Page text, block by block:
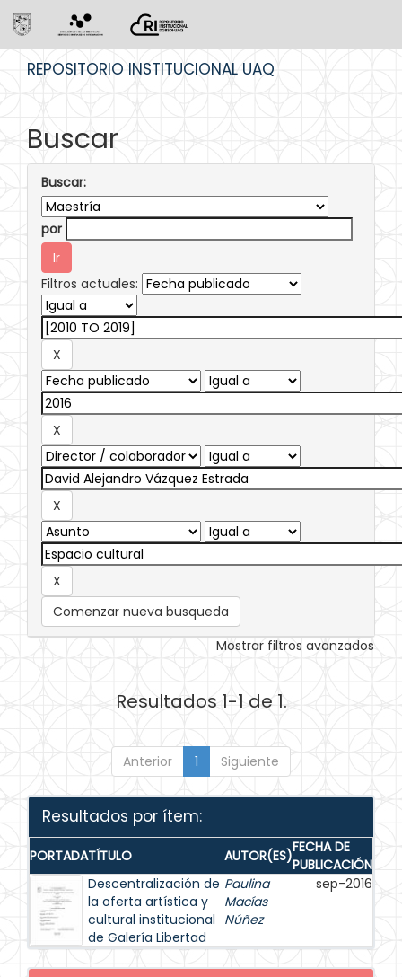
REPOSITORIO INSTITUCIONAL UAQ
Buscar
Buscar:
por
Filtros actuales:
Comenzar nueva busqueda
Mostrar filtros avanzados
Resultados 1-1 de 1.
Anterior 1 Siguiente
Resultados por ítem:
PORTADATÍTULO AUTOR(ES)FECHA DE
PUBLICACIÓN
Descentralización de
la oferta artística y
cultural institucional
de Galería Libertad
Paulina
Macías
Núñez
sep-2016